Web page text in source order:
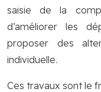
saisie de la
d’améliorer les
proposer des
individuelle.
Ces travaux sont le